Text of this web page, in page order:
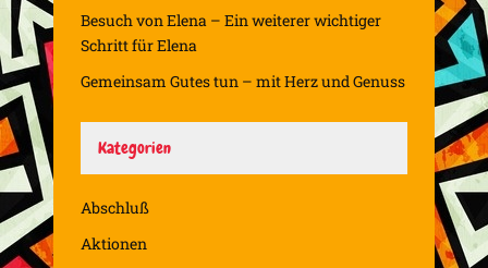
Besuch von Elena – Ein weiterer wichtiger
Schritt für Elena
Gemeinsam Gutes tun – mit Herz und Genuss
Kategorien
Abschluß
Aktionen